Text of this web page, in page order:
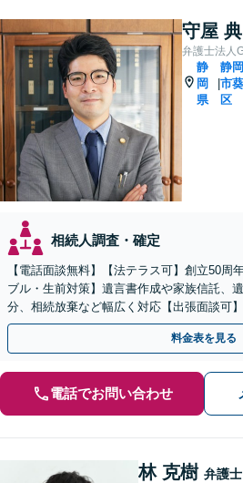
守屋 典
静
岡
県
|
静岡
市葵
区
相続人調査・確定
【電話面談無料】【法テラス可】創立50周
ブル・生前対策】遺言書作成や家族信託、
分、相続放棄など幅広く対応【出張面談可
を収集し、適切な解決策を提案【静岡駅10
料金表を見る
電話でお問い合わせ
林 克樹 弁護士